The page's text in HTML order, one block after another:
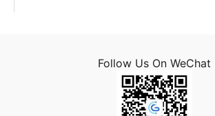
Follow Us On WeChat